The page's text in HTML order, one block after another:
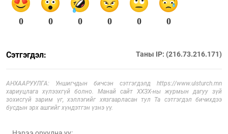
0 0 0 0 0 0
Сэтгэгдэл: Таны IP: (216.73.216.171)
АНХААРУУЛГА: Уншигчдын бичсэн сэтгэгдэлд https://www.ulsturch.mn
хариуцлага хүлээхгүй болно. Манай сайт ХХЗХ-ны журмын дагуу зүй
зохисгүй зарим үг, хэллэгийг хязгаарласан тул Та сэтгэгдэл бичихдээ
бусдын эрх ашгийг хүндэтгэн үзнэ үү.